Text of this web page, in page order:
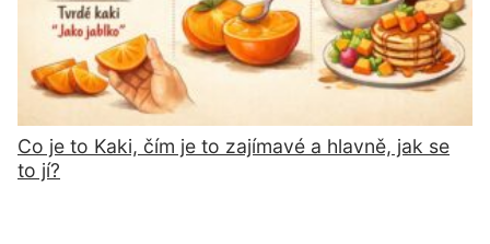
Co je to Kaki, čím je to zajímavé a hlavně, jak se
to jí?